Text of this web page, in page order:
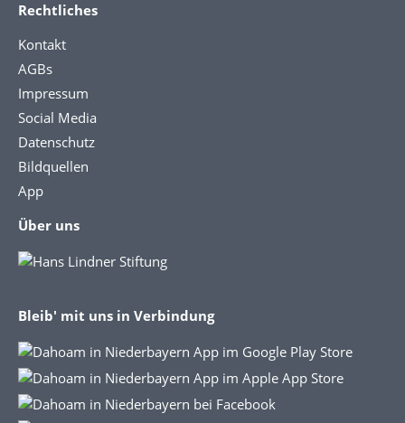
Rechtliches
Kontakt
AGBs
Impressum
Social Media
Datenschutz
Bildquellen
App
Über uns
Bleib' mit uns in Verbindung